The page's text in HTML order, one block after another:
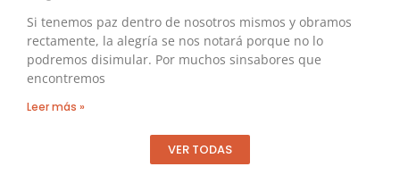
Si tenemos paz dentro de nosotros mismos y obramos
rectamente, la alegría se nos notará porque no lo
podremos disimular. Por muchos sinsabores que
encontremos
Leer más »
VER TODAS